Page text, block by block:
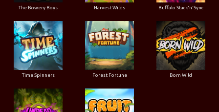
The Bowery Boys Harvest Wilds Buffalo Stack'n'Sync
Time Spinners Forest Fortune Born Wild